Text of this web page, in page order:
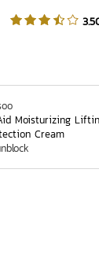
Moisturizing
Cream